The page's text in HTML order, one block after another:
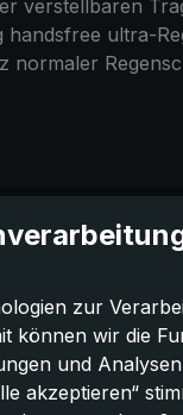
verstellbaren
ultra-
zur
können wir die
und
akzeptieren“